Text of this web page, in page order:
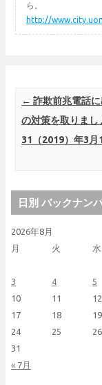
ら。
http://
Post navigation
← 詐欺前兆電話
の対策を取りまし
31（2019）年3月
日別 バックナン
2026年8月
月
火 水
« 7月
3
4 5
10
11 12
17
18 19
24
25 26
31